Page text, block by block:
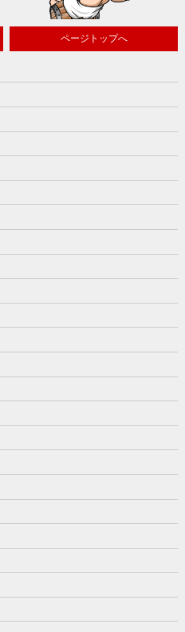
ページトップへ